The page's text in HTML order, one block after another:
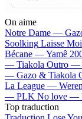
On aime
Notre Dame —
Soolking Laisse
Bécane —Yamê
— Tiakola Outro —
— Gazo & Tiakola
La League —
— PLK No love —
Top traduction